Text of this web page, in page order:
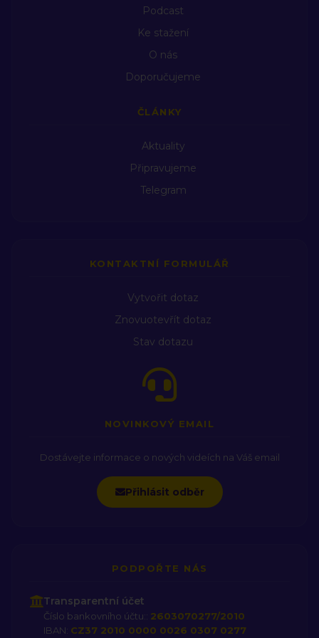
Podcast
Ke stažení
O nás
Doporučujeme
ČLÁNKY
Aktuality
Připravujeme
Telegram
KONTAKTNÍ FORMULÁŘ
Vytvořit dotaz
Znovuotevřít dotaz
Stav dotazu
NOVINKOVÝ EMAIL
Dostávejte informace o nových videích na Váš email
Přihlásit odběr
PODPOŘTE NÁS
Transparentní účet
Číslo bankovního účtu:: 2603070277/2010
IBAN: CZ37 2010 0000 0026 0307 0277